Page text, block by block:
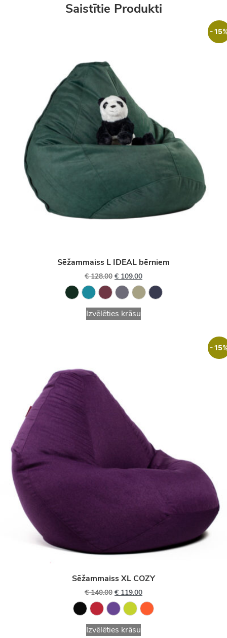
Saistītie Produkti
-
Sēžammaiss L IDEAL bērniem
€128.00 € 109.00
Izvēlēties krāsu
-
Sēžammaiss XL COZY
€140.00 € 119.00
Izvēlēties krāsu